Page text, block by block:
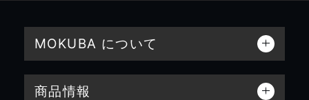
MOKUBA について
商品情報